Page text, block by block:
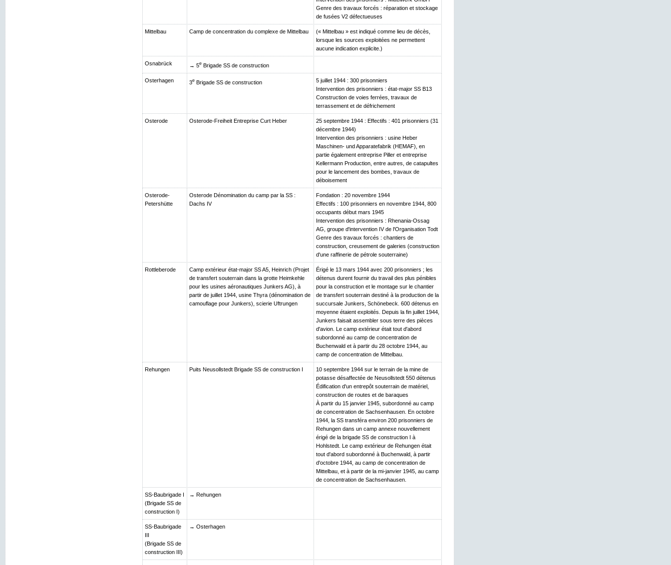
Genre des travaux forcés : réparation et stockage
de fusées V2 défectueuses
Mittelbau Camp de concentration du complexe de Mittelbau
(« Mittelbau » est indiqué comme lieu de décès,
lorsque les sources exploitées ne permettent
aucune indication explicite.)
Osnabrück → 5e Brigade SS de construction
Osterhagen 3e Brigade SS de construction
5 juillet 1944 : 300 prisonniers
Intervention des prisonniers : état-major SS B13
Construction de voies ferrées, travaux de
terrassement et de défrichement
Osterode Osterode-Freiheit Entreprise Curt Heber
25 septembre 1944 : Effectifs : 401 prisonniers (31
décembre 1944)
Intervention des prisonniers : usine Heber
Maschinen- und Apparatefabrik (HEMAF), en
partie également entreprise Piller et entreprise
Kellermann Production, entre autres, de catapultes
pour le lancement des bombes, travaux de
déboisement
Osterode-
Petershütte
Osterode Dénomination du camp par la SS :
Dachs IV
Fondation : 20 novembre 1944
Effectifs : 100 prisonniers en novembre 1944, 800
occupants début mars 1945
Intervention des prisonniers : Rhenania-Ossag
AG, groupe d'intervention IV de l'Organisation Todt
Genre des travaux forcés : chantiers de
construction, creusement de galeries (construction
d'une raffinerie de pétrole souterraine)
Rottleberode
Camp extérieur état-major SS A5, Heinrich (Projet
de transfert souterrain dans la grotte Heimkehle
pour les usines aéronautiques Junkers AG), à
partir de juillet 1944, usine Thyra (dénomination de
camouflage pour Junkers), scierie Uftrungen
Érigé le 13 mars 1944 avec 200 prisonniers ; les
détenus durent fournir du travail des plus pénibles
pour la construction et le montage sur le chantier
de transfert souterrain destiné à la production de la
succursale Junkers, Schönebeck. 600 détenus en
moyenne étaient exploités. Depuis la fin juillet 1944,
Junkers faisait assembler sous terre des pièces
d'avion. Le camp extérieur était tout d'abord
subordonné au camp de concentration de
Buchenwald et à partir du 28 octobre 1944, au
camp de concentration de Mittelbau.
Rehungen Puits Neusollstedt Brigade SS de construction I
10 septembre 1944 sur le terrain de la mine de
potasse désaffectée de Neusollstedt 550 détenus
Édification d'un entrepôt souterrain de matériel,
construction de routes et de baraques
À partir du 15 janvier 1945, subordonné au camp
de concentration de Sachsenhausen. En octobre
1944, la SS transféra environ 200 prisonniers de
Rehungen dans un camp annexe nouvellement
érigé de la brigade SS de construction I à
Hohlstedt. Le camp extérieur de Rehungen était
tout d'abord subordonné à Buchenwald, à partir
d'octobre 1944, au camp de concentration de
Mittelbau, et à partir de la mi-janvier 1945, au camp
de concentration de Sachsenhausen.
SS-Baubrigade I
(Brigade SS de
construction I)
→ Rehungen
SS-Baubrigade
III
(Brigade SS de
construction III)
→ Osterhagen